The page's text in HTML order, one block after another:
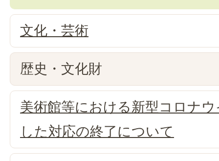
文化・芸術
歴史・文化財
美術館等における新型コロナ
した対応の終了について